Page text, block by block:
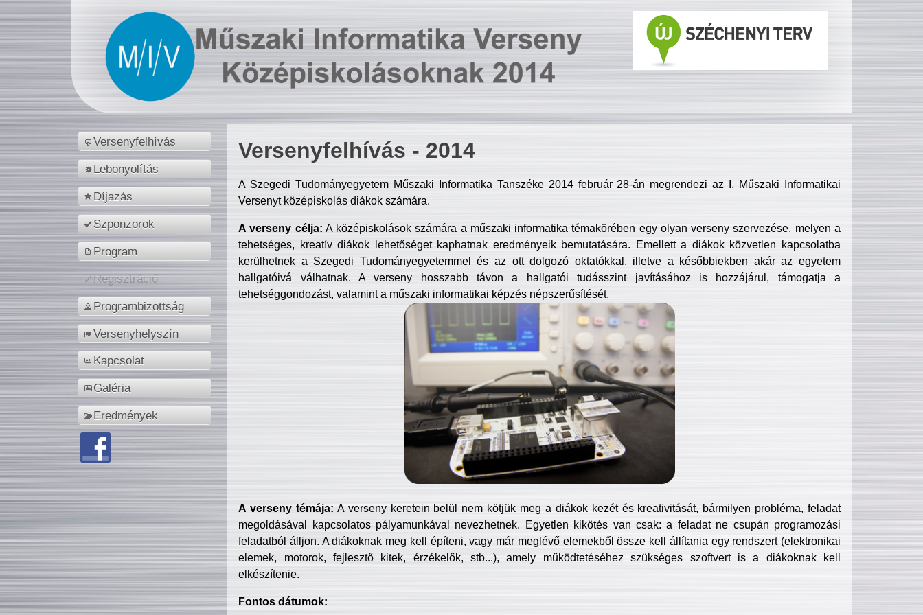
Versenyfelhívás
Lebonyolítás
Díjazás
Szponzorok
Program
Regisztráció
Programbizottság
Versenyhelyszín
Kapcsolat
Galéria
Eredmények
Versenyfelhívás - 2014
A Szegedi Tudományegyetem Műszaki Informatika Tanszéke 2014 február 28-án megrendezi az I. Műszaki Informatikai
Versenyt középiskolás diákok számára.
A verseny célja: A középiskolások számára a műszaki informatika témakörében egy olyan verseny szervezése, melyen a
tehetséges, kreatív diákok lehetőséget kaphatnak eredményeik bemutatására. Emellett a diákok közvetlen kapcsolatba
kerülhetnek a Szegedi Tudományegyetemmel és az ott dolgozó oktatókkal, illetve a későbbiekben akár az egyetem
hallgatóivá válhatnak. A verseny hosszabb távon a hallgatói tudásszint javításához is hozzájárul, támogatja a
tehetséggondozást, valamint a műszaki informatikai képzés népszerűsítését.
A verseny témája: A verseny keretein belül nem kötjük meg a diákok kezét és kreativitását, bármilyen probléma, feladat
megoldásával kapcsolatos pályamunkával nevezhetnek. Egyetlen kikötés van csak: a feladat ne csupán programozási
feladatból álljon. A diákoknak meg kell építeni, vagy már meglévő elemekből össze kell állítania egy rendszert (elektronikai
elemek, motorok, fejlesztő kitek, érzékelők, stb...), amely működtetéséhez szükséges szoftvert is a diákoknak kell
elkészítenie.
Fontos dátumok: